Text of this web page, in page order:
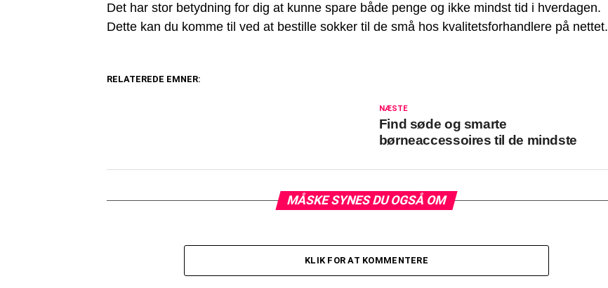
Det har stor betydning for dig at kunne spare både penge og ikke mindst tid i hverdagen.
Dette kan du komme til ved at bestille sokker til de små hos kvalitetsforhandlere på nettet.
RELATEREDE EMNER:
NÆSTE
Find søde og smarte
børneaccessoires til de mindste
MÅSKE SYNES DU OGSÅ OM
KLIK FOR AT KOMMENTERE